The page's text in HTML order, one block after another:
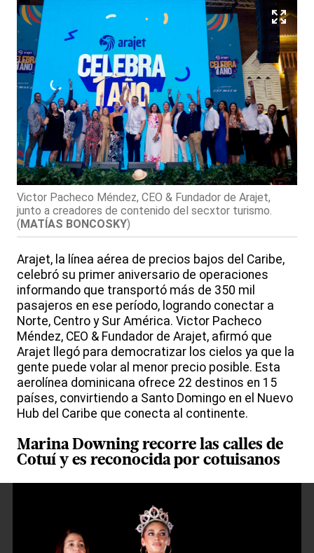
Victor Pacheco Méndez, CEO & Fundador de Arajet,
junto a creadores de contenido del secxtor turismo.
( MATÍAS BONCOSKY)
Arajet, la línea aérea de precios bajos del Caribe,
celebró su primer aniversario de operaciones
informando que transportó más de 350 mil
pasajeros en ese período, logrando conectar a
Norte, Centro y Sur América. Victor Pacheco
Méndez, CEO & Fundador de Arajet, afirmó que
Arajet llegó para democratizar los cielos ya que la
gente puede volar al menor precio posible. Esta
aerolínea dominicana ofrece 22 destinos en 15
países, convirtiendo a Santo Domingo en el Nuevo
Hub del Caribe que conecta al continente.
Marina Downing recorre las calles de
Cotuí y es reconocida por cotuisanos